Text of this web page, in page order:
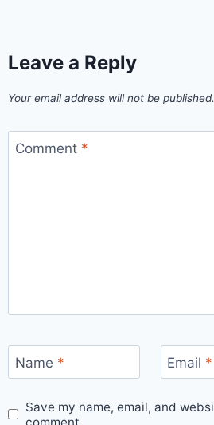
Leave a Reply
Your email address will not be published.
Comment *
Name * Email *
Save my name, email, and